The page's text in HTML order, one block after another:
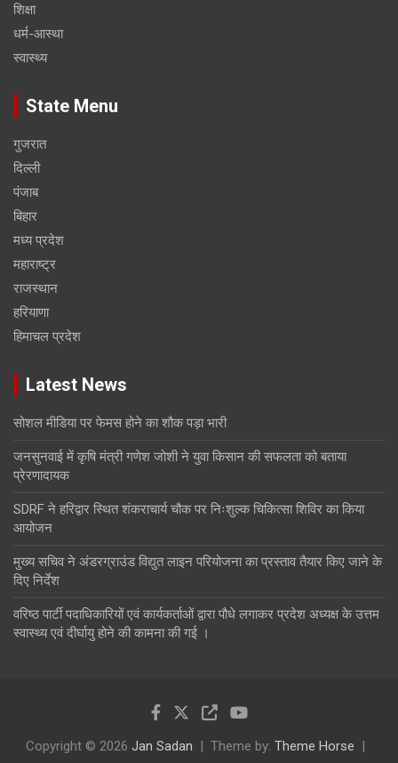
शिक्षा
धर्म-आस्था
स्वास्थ्य
State Menu
गुजरात
दिल्ली
पंजाब
बिहार
मध्य प्रदेश
महाराष्ट्र
राजस्थान
हरियाणा
हिमाचल प्रदेश
Latest News
सोशल मीडिया पर फेमस होने का शौक पड़ा भारी
जनसुनवाई में कृषि मंत्री गणेश जोशी ने युवा किसान की सफलता को बताया
प्रेरणादायक
SDRF ने हरिद्वार स्थित शंकराचार्य चौक पर निःशुल्क चिकित्सा शिविर का किया
आयोजन
मुख्य सचिव ने अंडरग्राउंड विद्युत लाइन परियोजना का प्रस्ताव तैयार किए जाने के
दिए निर्देश
वरिष्ठ पार्टी पदाधिकारियों एवं कार्यकर्ताओं द्वारा पौधे लगाकर प्रदेश अध्यक्ष के उत्तम
स्वास्थ्य एवं दीर्घायु होने की कामना की गई ।
Copyright © 2026 Jan Sadan Theme by: Theme Horse